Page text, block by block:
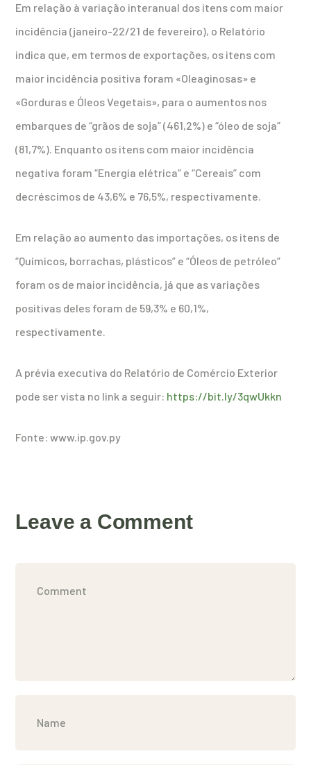
Em relação à variação interanual dos itens com maior
incidência (janeiro-22/21 de fevereiro), o Relatório
indica que, em termos de exportações, os itens com
maior incidência positiva foram «Oleaginosas» e
«Gorduras e Óleos Vegetais», para o aumentos nos
embarques de “grãos de soja” (461,2%) e “óleo de soja”
(81,7%). Enquanto os itens com maior incidência
negativa foram “Energia elétrica” e “Cereais” com
decréscimos de 43,6% e 76,5%, respectivamente.
Em relação ao aumento das importações, os itens de
“Químicos, borrachas, plásticos” e “Óleos de petróleo”
foram os de maior incidência, já que as variações
positivas deles foram de 59,3% e 60,1%,
respectivamente.
A prévia executiva do Relatório de Comércio Exterior
pode ser vista no link a seguir: https://bit.ly/3qwUkkn
Fonte: www.ip.gov.py
Leave a Comment